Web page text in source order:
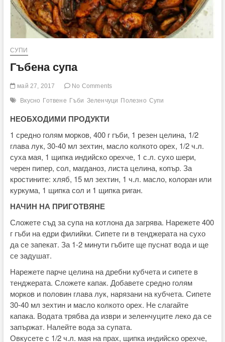
СУПИ
Гъбена супа
май 27, 2017 No Comments
Вкусно Готвене Гъби Зеленчуци Полезно Супи
НЕОБХОДИМИ ПРОДУКТИ
1 средно голям морков, 400 г гъби, 1 резен целина, 1/2
глава лук, 30-40 мл зехтин, масло колкото орех, 1/2 ч.л.
суха мая, 1 щипка индийско орехче, 1 с.л. сухо шери,
черен пипер, сол, магданоз, листа целина, копър. За
кростините: хляб, 15 мл зехтин, 1 ч.л. масло, колоран или
куркума, 1 щипка сол и 1 щипка риган.
НАЧИН НА ПРИГОТВЯНЕ
Сложете съд за супа на котлона да загрява. Нарежете 400
г гъби на едри филийки. Сипете ги в тенджерата на сухо
да се запекат. За 1-2 минути гъбите ще пуснат вода и ще
се задушат.
Нарежете парче целина на дребни кубчета и сипете в
тенджерата. Сложете капак. Добавете средно голям
морков и половин глава лук, нарязани на кубчета. Сипете
30-40 мл зехтин и масло колкото орех. Не слагайте
капака. Водата трябва да изври и зеленчуците леко да се
запържат. Налейте вода за супата.
Овкусете с 1/2 ч.л. мая на прах, щипка индийско орехче,